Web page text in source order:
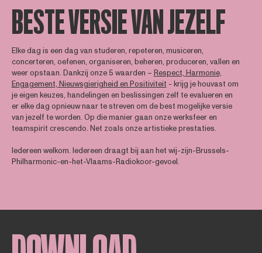
BESTE VERSIE VAN JEZELF
Elke dag is een dag van studeren, repeteren, musiceren,
concerteren, oefenen, organiseren, beheren, produceren, vallen en
weer opstaan. Dankzij onze 5 waarden – Respect, Harmonie,
Engagement, Nieuwsgierigheid en Positiviteit - krijg je houvast om
je eigen keuzes, handelingen en beslissingen zelf te evalueren en
er elke dag opnieuw naar te streven om de best mogelijke versie
van jezelf te worden. Op die manier gaan onze werksfeer en
teamspirit crescendo. Net zoals onze artistieke prestaties.
Iedereen welkom. Iedereen draagt bij aan het wij-zijn-Brussels-
Philharmonic-en-het-Vlaams-Radiokoor-gevoel.